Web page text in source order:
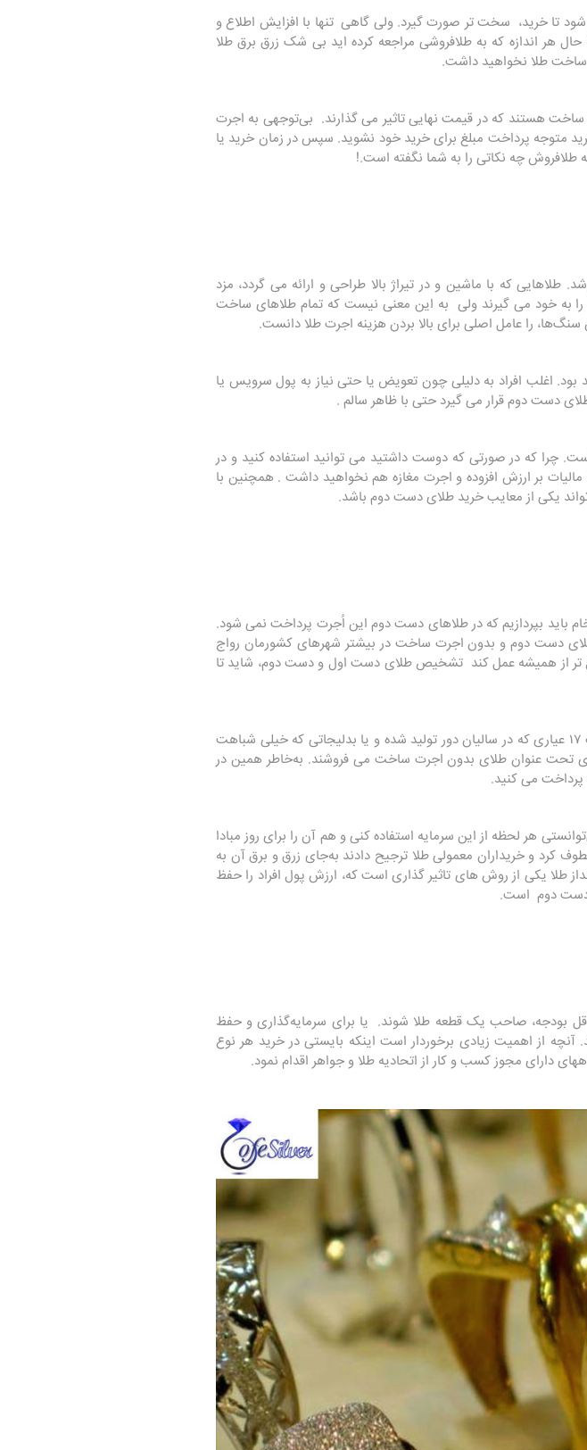
تا خرید، سخت تر صورت گیرد. ولی گاهی تنها با افزایش اطلاع و
اندازه که به طلافروشی مراجعه کرده اید بی شک زرق برق طلا
ساخت طلا نخواهید داشت.
ساخت هستند که در قیمت نهایی تاثیر می گذارند. بی‌توجهی به اجرت
متوجه پرداخت مبلغ برای خرید خود نشوید. سپس در زمان خرید یا
طلافروش چه نکاتی را به شما نگفته است.!
که با ماشین و در تیراژ بالا طراحی و ارائه می گردد، مزد
به خود می گیرند ولی به این معنی نیست که تمام طلاهای ساخت
را عامل اصلی برای بالا بردن هزینه اجرت طلا دانست.
اغلب افراد به دلیلی چون تعویض یا حتی نیاز به پول سرويس يا
دست دوم قرار می گیرد حتی با ظاهر سالم .
چرا که در صورتی که دوست داشتید می توانید استفاده کنید و در
بر ارزش افزوده و اجرت مغازه هم نخواهید داشت . همچنین با
یکی از معایب خرید طلای دست دوم باشد.
بپردازیم که در طلاهای دست دوم این اُجرت پرداخت نمی شود.
دست دوم و بدون اجرت ساخت در بیشتر شهرهای کشورمان رواج
تر از همیشه عمل کند تشخیص طلای دست اول و دست دوم، شاید تا
در خرید طلای دست دوم بسیار دقت کنید. بعضی از طلا فروشان ، مصنوعات ۱۷ عیاری که در سالیان دور تولید شده و یا بدلیجاتی که خیلی شباهت
تحت عنوان طلای بدون اجرت ساخت می فروشند. به‌خاطر همین در
پرداخت می کنید.
هر لحظه از این سرمایه استفاده کنی و هم آن را برای روز مبادا
کرد و خریداران معمولی طلا ترجیح دادند به‌جای زرق و برق آن به
طلا یکی از روش های تاثیر گذاری است که، ارزش پول افراد را حفظ
دست دوم است.
بودجه، صاحب یک قطعه طلا شوند. یا برای سرمایه‌گذاری و حفظ
از اهمیت زیادی برخوردار است اینکه بایستی در خرید هر نوع
دارای مجوز کسب و کار از اتحادیه طلا و جواهر اقدام نمود.